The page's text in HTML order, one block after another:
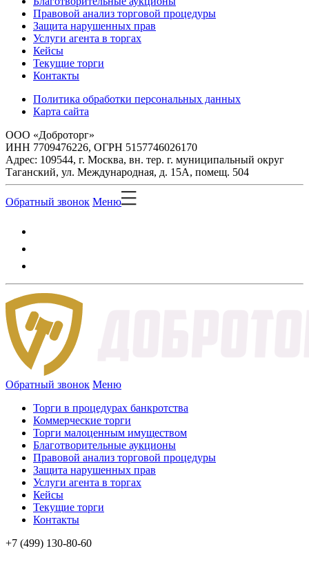
Правовой анализ торговой процедуры
Защита нарушенных прав
Услуги агента в торгах
Кейсы
Текущие торги
Контакты
Политика обработки персональных данных
Карта сайта
ООО «Доброторг»
ИНН 7709476226, ОГРН 5157746026170
Адрес: 109544, г. Москва, вн. тер. г. муниципальный округ
Таганский, ул. Международная, д. 15А, помещ. 504
Обратный звонок Меню
Обратный звонок Меню
Торги в процедурах банкротства
Коммерческие торги
Торги малоценным имуществом
Благотворительные аукционы
Правовой анализ торговой процедуры
Защита нарушенных прав
Услуги агента в торгах
Кейсы
Текущие торги
Контакты
+7 (499) 130-80-60